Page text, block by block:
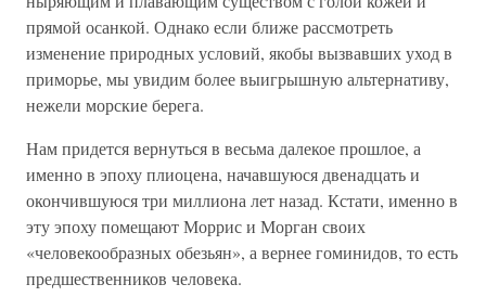
прямой осанкой. Однако если ближе рассмотреть
изменение природных условий, якобы вызвавших уход в
приморье, мы увидим более выигрышную альтернативу,
нежели морские берега.
Нам придется вернуться в весьма далекое прошлое, а
именно в эпоху плиоцена, начавшуюся двенадцать и
окончившуюся три миллиона лет назад. Кстати, именно в
эту эпоху помещают Моррис и Морган своих
«человекообразных обезьян», а вернее гоминидов, то есть
предшественников человека.